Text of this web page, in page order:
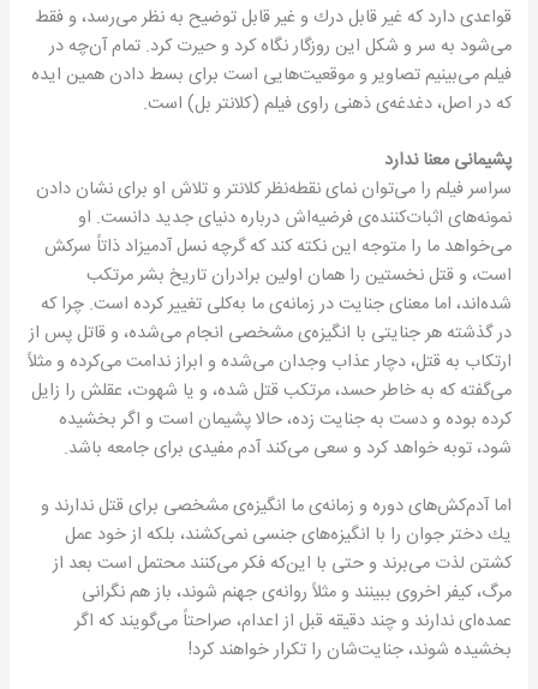
قواعدی دارد كه غیر قابل درك و غیر قابل توضیح به نظر می‌رسد، و فقط
می‌شود به سر و شكل این روزگار نگاه كرد و حیرت كرد. تمام آن‌چه در
فیلم می‌بینیم تصاویر و موقعیت‌هایی است برای بسط دادن همین ایده
كه در اصل، دغدغه‌ی ذهنی راوی فیلم (كلانتر بل) است.
پشیمانی معنا ندارد
سراسر فیلم را می‌توان نمای نقطه‌نظر كلانتر و تلاش او برای نشان دادن
نمونه‌های اثبات‌كننده‌ی فرضیه‌اش درباره دنیای جدید دانست. او
می‌خواهد ما را متوجه این نكته كند كه گرچه نسل آدمیزاد ذاتاً سركش
است، و قتل نخستین را همان اولین برادران تاریخ بشر مرتكب
شده‌اند، اما معنای جنایت در زمانه‌ی ما به‌كلی تغییر كرده است. چرا كه
در گذشته هر جنایتی با انگیزه‌ی مشخصی انجام می‌شده، و قاتل پس از
ارتكاب به قتل، دچار عذاب وجدان می‌شده و ابراز ندامت می‌كرده و مثلاً
می‌گفته كه به خاطر حسد، مرتكب قتل شده، و یا شهوت، عقلش را زایل
كرده بوده و دست به جنایت زده، حالا پشیمان است و اگر بخشیده
شود، توبه خواهد كرد و سعی می‌كند آدم مفیدی برای جامعه باشد.
اما آدم‌كش‌های دوره و زمانه‌ی ما انگیزه‌ی مشخصی برای قتل ندارند و
یك دختر جوان را با انگیزه‌های جنسی نمی‌كشند، بلكه از خود عمل
كشتن لذت می‌برند و حتی با این‌كه فكر می‌كنند محتمل است بعد از
مرگ، كیفر اخروی ببینند و مثلاً روانه‌ی جهنم شوند، باز هم نگرانی
عمده‌ای ندارند و چند دقیقه قبل از اعدام، صراحتاً می‌گویند كه اگر
بخشیده شوند، جنایت‌شان را تكرار خواهند كرد!